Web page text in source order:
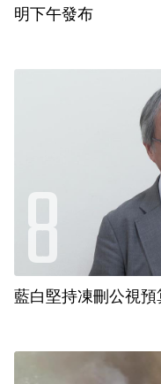
明下午發布
藍白堅持凍刪公視